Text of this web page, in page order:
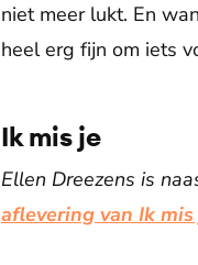
niet meer lukt. En
heel erg fijn om iets
Ik mis je
Ellen Dreezens is
aflevering van Ik